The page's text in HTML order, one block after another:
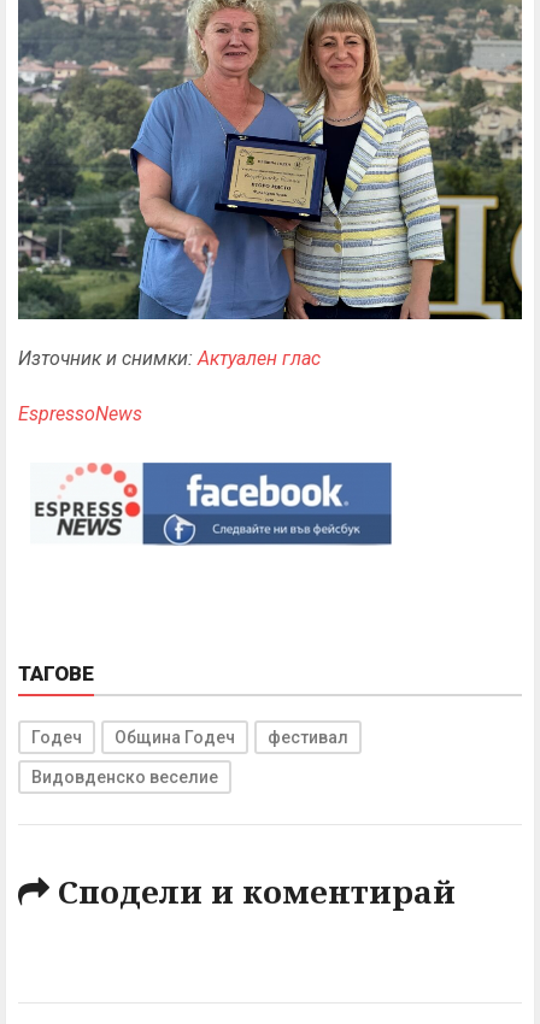
Източник и снимки:Актуален глас
EspressoNews
ТАГОВЕ
Годеч Община Годеч фестивал
Видовденско веселие
Сподели и коментирай